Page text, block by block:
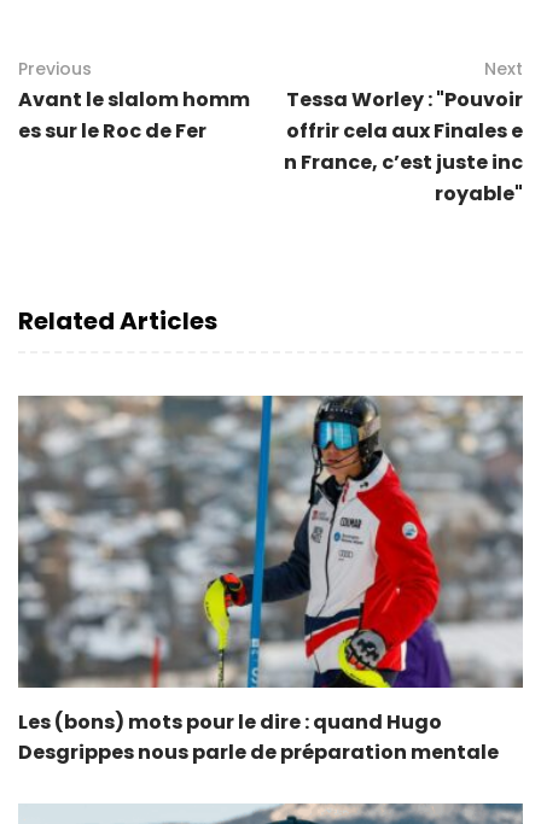
Previous
Avant le slalom homm
es sur le Roc de Fer
Next
Tessa Worley : "Pouvoir
offrir cela aux Finales e
n France, c’est juste inc
royable"
Related Articles
Les (bons) mots pour le dire : quand Hugo
Desgrippes nous parle de préparation mentale